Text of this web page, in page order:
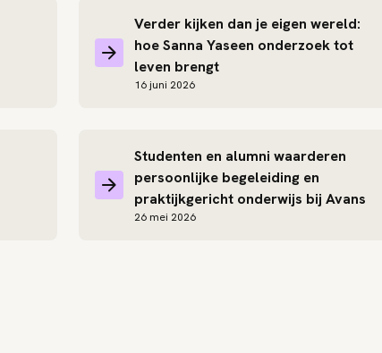
Verder kijken dan je eigen wereld:
hoe Sanna Yaseen onderzoek tot
leven brengt
16 juni 2026
Studenten en alumni waarderen
persoonlijke begeleiding en
praktijkgericht onderwijs bij Avans
26 mei 2026